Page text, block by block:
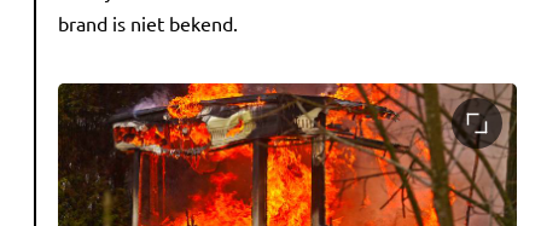
brand is niet bekend.